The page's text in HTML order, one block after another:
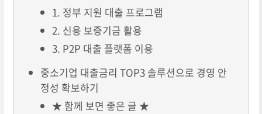
1. 정부 지원 대출 프로그램
2. 신용 보증기금 활용
3. P2P 대출 플랫폼 이용
중소기업 대출금리 TOP3 솔루션으로 경영 안
정성 확보하기
★ 함께 보면 좋은 글 ★